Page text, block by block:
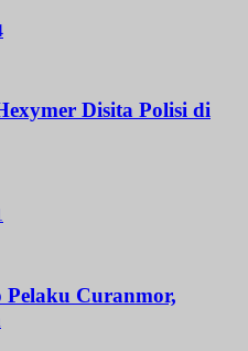
Disita Polisi di
Pelaku Curanmor,